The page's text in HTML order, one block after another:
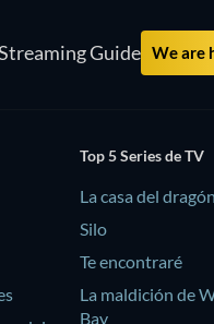
Guide We are
Top 5 Series de TV
La casa del dragón
Silo
Te encontraré
La maldición de
Bay